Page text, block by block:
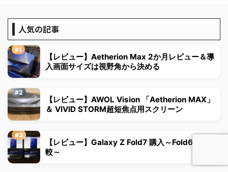
人気の記事
【レビュー】Aetherion Max 2か月レビュー＆導
入画面サイズは視野角から決める
【レビュー】AWOL Vision 「Aetherion MAX」
＆ VIVID STORM超短焦点用スクリーン
【レビュー】Galaxy Z Fold7 購入～Fold6との比
較～